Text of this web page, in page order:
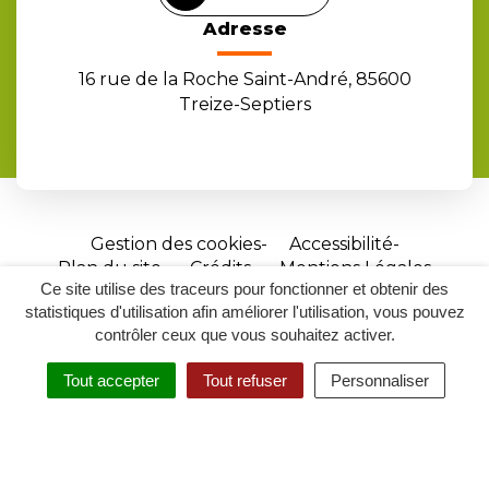
Ce site utilise des traceurs pour fonctionner et obtenir des
statistiques d'utilisation afin améliorer l'utilisation, vous pouvez
contrôler ceux que vous souhaitez activer.
Tout accepter Tout refuser Personnaliser
RECHERCHER
ACCESSIBILITÉ
Adresse
16 rue de la Roche Saint-André, 85600
Treize-Septiers
Gestion des cookies
Accessibilité
Plan du site
Crédits
Mentions Légales
Site
réalisé
par
Inovagora